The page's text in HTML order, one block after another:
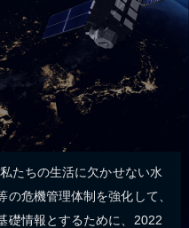
たちの生活に欠かせない水
危機管理体制を強化して、
礎情報とするために、2022